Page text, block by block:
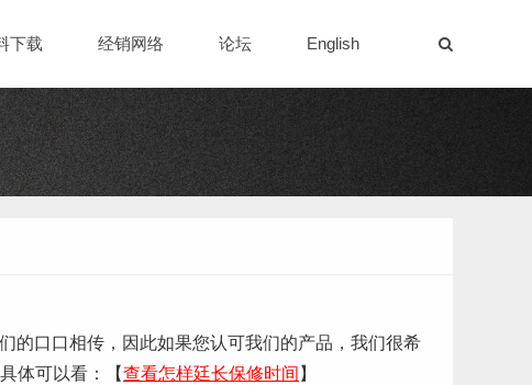
下载 经销网络 论坛 English
的口口相传，因此如果您认可我们的产品，我们很希
体可以看：【查看怎样廷长保修时间 】